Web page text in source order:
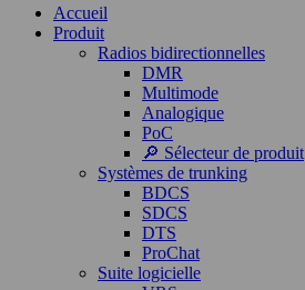
Accueil
Produit
Radios bidirectionnelles
DMR
Multimode
Analogique
PoC
🔎 Sélecteur de produit
Systèmes de trunking
BDCS
SDCS
DTS
ProChat
Suite logicielle